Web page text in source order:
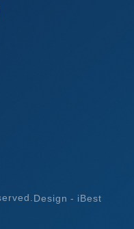
Design - iBest